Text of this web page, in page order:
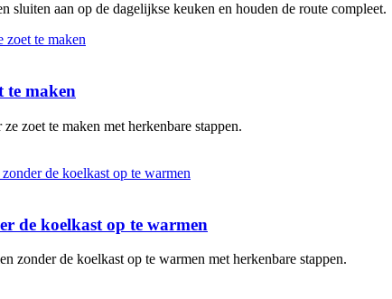
sluiten aan op de dagelijkse keuken en houden de route compleet.
te maken
zoet te maken met herkenbare stappen.
de koelkast op te warmen
zonder de koelkast op te warmen met herkenbare stappen.